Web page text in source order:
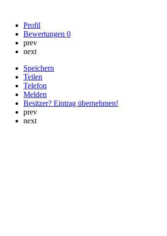
Profil
Bewertungen 0
prev
next
Speichern
Teilen
Telefon
Melden
Besitzer? Eintrag übernehmen!
prev
next